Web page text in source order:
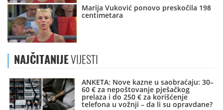
Marija Vuković ponovo preskočila 198
centimetara
NAJČITANIJEVIJESTI
ANKETA: Nove kazne u saobraćaju: 30–
60 € za nepoštovanje pješačkog
prelaza i do 250 € za korišćenje
telefona u vožnji – da li su opravdane?